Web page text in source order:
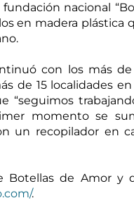
nacional
en madera plástica
con los más
de 15 localidades
“seguimos
momento se
un recopilador en
de Amor y
.